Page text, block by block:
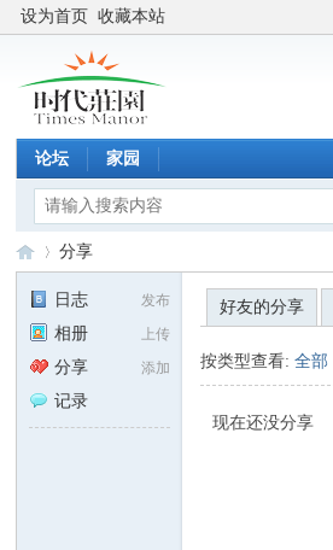
设为首页 收藏本站
论坛 家园
分享
发布
日志
上传
相册
添加
分享
记录
好友的分享
按类型查看:全部
现在还没分享